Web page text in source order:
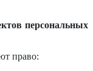
персональных
право: